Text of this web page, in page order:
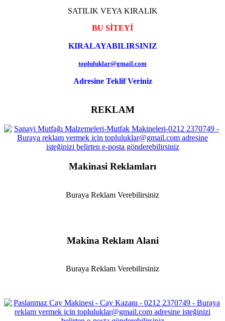
SATILIK VEYA KIRALIK
BU SİTEYİ
KIRALAYABILIRSINIZ
topluluklar@gmail.com
Adresine Teklif Veriniz
REKLAM
Makinasi Reklamları
Buraya Reklam Verebilirsiniz
Makina Reklam Alani
Buraya Reklam Verebilirsiniz